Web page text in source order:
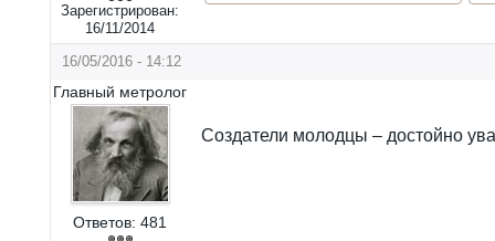
Зарегистрирован:
16/11/2014
16/05/2016 - 14:12
Главный метролог
Ответов: 481
Создатели молодцы – достойно